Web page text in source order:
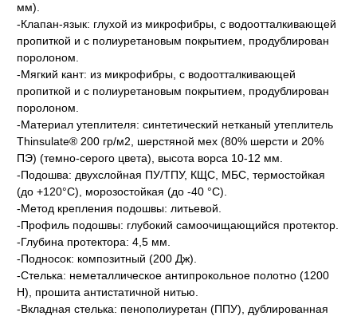
мм).
-Клапан-язык: глухой из микрофибры, с водоотталкивающей
пропиткой и с полиуретановым покрытием, продублирован
поролоном.
-Мягкий кант: из микрофибры, с водоотталкивающей
пропиткой и с полиуретановым покрытием, продублирован
поролоном.
-Материал утеплителя: синтетический нетканый утеплитель
Thinsulate® 200 гр/м2, шерстяной мех (80% шерсти и 20%
ПЭ) (темно-серого цвета), высота ворса 10-12 мм.
-Подошва: двухслойная ПУ/ТПУ, КЩС, МБС, термостойкая
(до +120°С), морозостойкая (до -40 °С).
-Метод крепления подошвы: литьевой.
-Профиль подошвы: глубокий самоочищающийся протектор.
-Глубина протектора: 4,5 мм.
-Подносок: композитный (200 Дж).
-Стелька: неметаллическое антипрокольное полотно (1200
Н), прошита антистатичной нитью.
-Вкладная стелька: пенополиуретан (ППУ), дублированная